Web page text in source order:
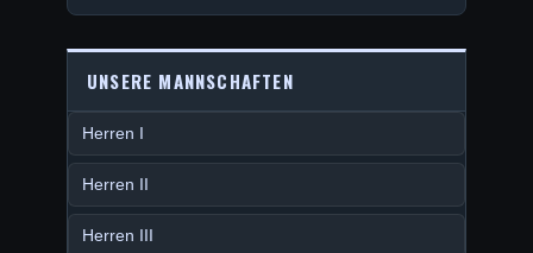
UNSERE MANNSCHAFTEN
Herren I
Herren II
Herren III